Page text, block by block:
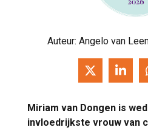
Auteur: Angelo van
Miriam van Dongen is
invloedrijkste vrouw van